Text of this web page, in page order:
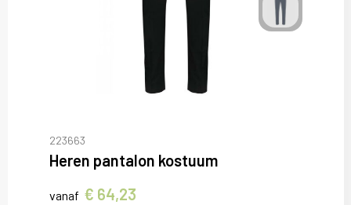
223663
Heren pantalon kostuum
vanaf € 64,23